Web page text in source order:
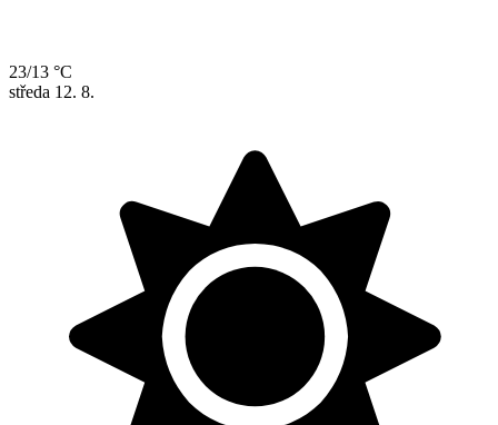
23/13 °C
středa 12. 8.